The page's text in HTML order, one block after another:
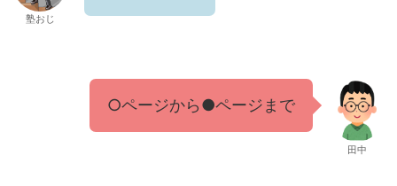
塾おじ
○ページから●ページまで
田中